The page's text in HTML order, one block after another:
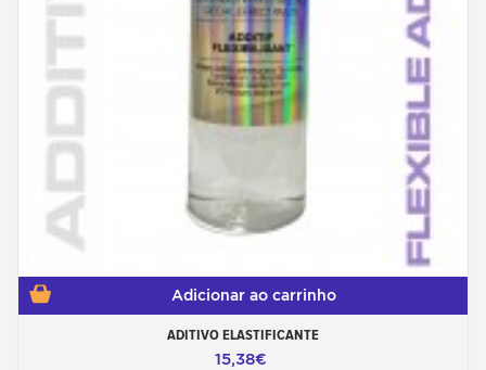
Adicionar ao carrinho
ADITIVO ELASTIFICANTE
15,38€